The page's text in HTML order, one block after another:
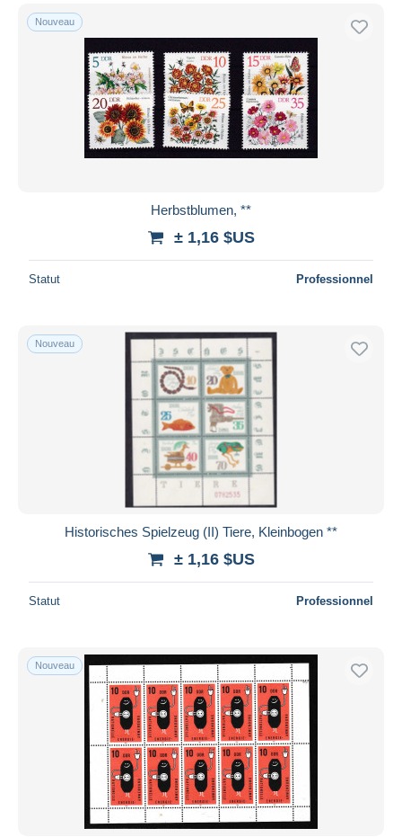
Nouveau
Herbstblumen, **
± 1,16 $US
Statut Professionnel
Nouveau
Historisches Spielzeug (II) Tiere, Kleinbogen **
± 1,16 $US
Statut Professionnel
Nouveau